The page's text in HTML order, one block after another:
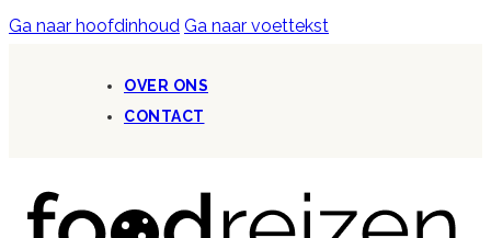
Ga naar hoofdinhoud Ga naar voettekst
OVER ONS
CONTACT